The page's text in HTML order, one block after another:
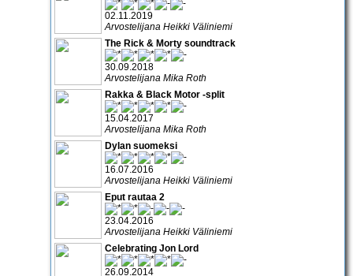
02.11.2019
Arvostelijana Heikki Väliniemi
The Rick & Morty soundtrack
30.09.2018
Arvostelijana Mika Roth
Rakka & Black Motor -split
15.04.2017
Arvostelijana Mika Roth
Dylan suomeksi
16.07.2016
Arvostelijana Heikki Väliniemi
Eput rautaa 2
23.04.2016
Arvostelijana Heikki Väliniemi
Celebrating Jon Lord
26.09.2014